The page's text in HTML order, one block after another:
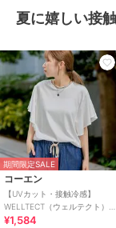
夏に嬉しい接
期間限定SALE
コーエン
【UVカット・接触冷感】
WELLTECT（ウェルテクト）
USAコットン フレアスリーブ
¥1,584